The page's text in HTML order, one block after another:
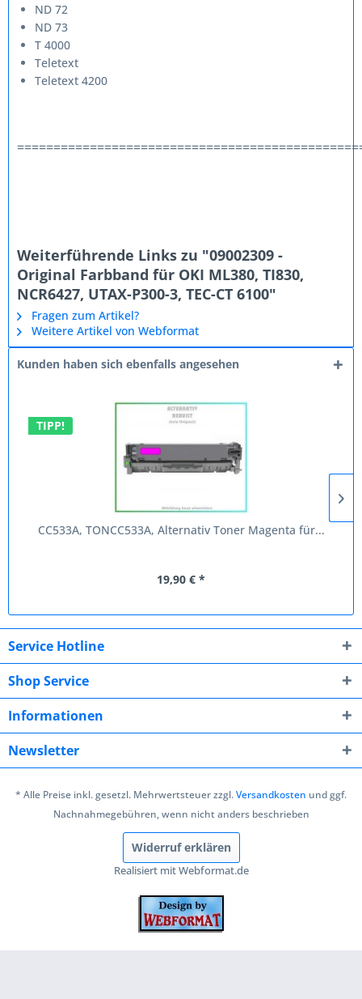
ND 72
ND 73
T 4000
Teletext
Teletext 4200
Weiterführende Links zu "09002309 -
Original Farbband für OKI ML380, TI830,
NCR6427, UTAX-P300-3, TEC-CT 6100"
Fragen zum Artikel?
Weitere Artikel von Webformat
Kunden haben sich ebenfalls angesehen
TIPP!
CC533A, TONCC533A, Alternativ Toner Magenta für...
19,90 € *
Service Hotline
Shop Service
Informationen
Newsletter
* Alle Preise inkl. gesetzl. Mehrwertsteuer zzgl.Versandkosten und ggf.
Nachnahmegebühren, wenn nicht anders beschrieben
Widerruf erklären
Realisiert mit Webformat.de